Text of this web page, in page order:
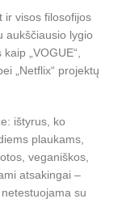
ir visos filosofijos
aukščiausio lygio
„VOGUE“,
„Netflix“ projektų
ištyrus, ko
plaukams,
veganiškos,
atsakingai –
su